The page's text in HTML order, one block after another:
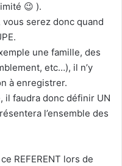
😉 ).
serez donc quand
une famille, des
etc…), il n’y
à enregistrer.
il faudra donc définir UN
l’ensemble des
REFERENT lors de